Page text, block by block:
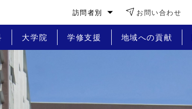
訪問者別 お問い合わせ
大学院 学修支援 地域への貢献